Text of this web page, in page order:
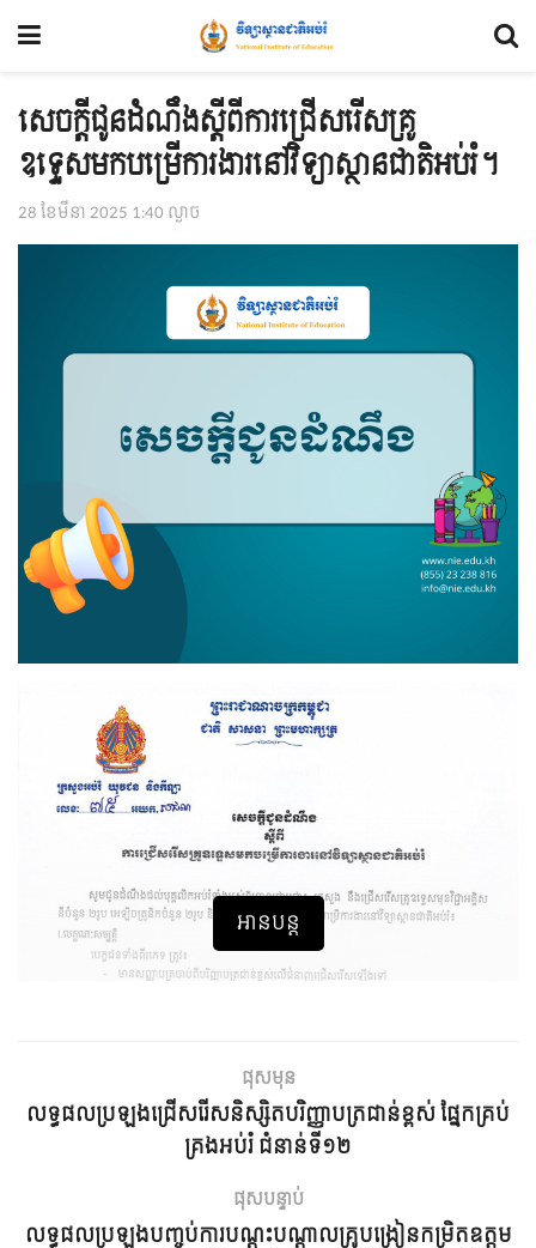
សេចក្ដីជូនដំណឹងស្ដីពីការជ្រើសរើសគ្រូ
ឧទ្ទេសមកបម្រើការងារនៅវិទ្យាស្ថានជាតិអប់រំ។
28 ខែ​មីនា 2025 1:40 ល្ងាច
អានបន្ត
ផុសមុន
លទ្ធផលប្រឡងជ្រើសរើសនិស្សិតបរិញ្ញាបត្រជាន់ខ្ពស់ ផ្នែកគ្រប់
គ្រងអប់រំ ជំនាន់ទី១២
ផុសបន្ទាប់
លទ្ធផលប្រឡងបញ្ចប់ការបណ្ដុះបណ្ដាលគ្រូបង្រៀនកម្រិតឧត្ដម